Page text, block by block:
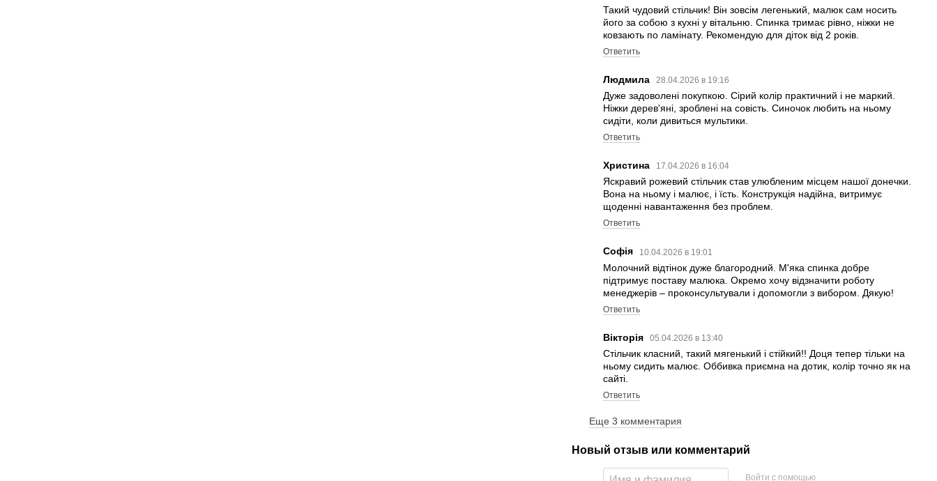
Такий чудовий стільчик! Він зовсім легенький, малюк сам носить
його за собою з кухні у вітальню. Спинка тримає рівно, ніжки не
ковзають по ламінату. Рекомендую для діток від 2 років.
Ответить
Людмила 28.04.2026 в 19:16
Дуже задоволені покупкою. Сірий колір практичний і не маркий.
Ніжки дерев'яні, зроблені на совість. Синочок любить на ньому
сидіти, коли дивиться мультики.
Ответить
Христина 17.04.2026 в 16:04
Яскравий рожевий стільчик став улюбленим місцем нашої донечки.
Вона на ньому і малює, і їсть. Конструкція надійна, витримує
щоденні навантаження без проблем.
Ответить
Софія 10.04.2026 в 19:01
Молочний відтінок дуже благородний. М'яка спинка добре
підтримує поставу малюка. Окремо хочу відзначити роботу
менеджерів – проконсультували і допомогли з вибором. Дякую!
Ответить
Вікторія 05.04.2026 в 13:40
Стільчик класний, такий мягенький і стійкий!! Доця тепер тільки на
ньому сидить малює. Оббивка приємна на дотик, колір точно як на
сайті.
Ответить
Еще 3 комментария
Новый отзыв или комментарий
Войти с помощью